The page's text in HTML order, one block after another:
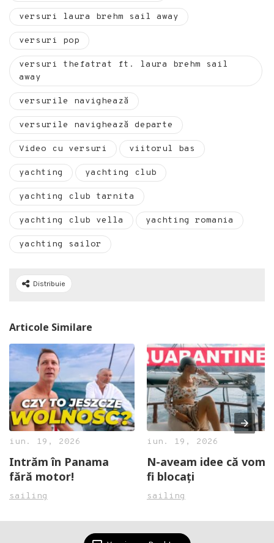
versuri laura brehm sail away
versuri pop
versuri thefatrat ft. laura brehm sail
away
versurile navighează
versurile navighează departe
Video cu versuri viitorul bas
yachting yachting club
yachting club tarnita
yachting club vella yachting romania
yachting sailor
Distribuie
Articole Similare
iun. 19, 2026
Intrăm în Panama
fără motor!
sailing
iun. 19, 2026
N-aveam idee că vom
fi blocați
sailing